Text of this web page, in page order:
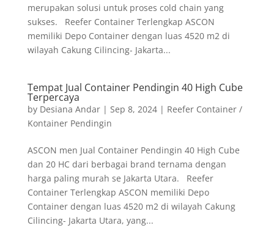
merupakan solusi untuk proses cold chain yang
sukses. Reefer Container Terlengkap ASCON
memiliki Depo Container dengan luas 4520 m2 di
wilayah Cakung Cilincing- Jakarta...
Tempat Jual Container Pendingin 40 High Cube
Terpercaya
by Desiana Andar| Sep 8, 2024| Reefer Container /
Kontainer Pendingin
ASCON men Jual Container Pendingin 40 High Cube
dan 20 HC dari berbagai brand ternama dengan
harga paling murah se Jakarta Utara. Reefer
Container Terlengkap ASCON memiliki Depo
Container dengan luas 4520 m2 di wilayah Cakung
Cilincing- Jakarta Utara, yang...